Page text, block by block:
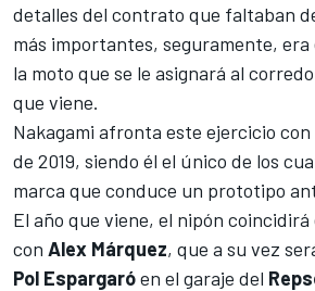
detalles del contrato que faltaban
más importantes, seguramente, era
la moto que se le asignará al
que viene.
Nakagami afronta este ejercicio con
de 2019, siendo él el único de los
marca que conduce un prototipo
El año que viene, el nipón coincidirá
con Alex Márquez, que a su vez
Pol Espargaróen el garaje del